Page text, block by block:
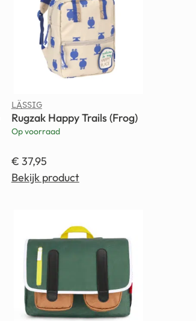
LÄSSIG
Rugzak Happy Trails (Frog)
Op voorraad
€ 37,95
Bekijk product